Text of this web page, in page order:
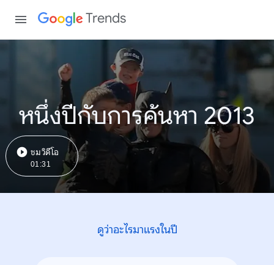
Trends
หนึ่งปีกับการค้นหา 2013
ชมวิดีโอ
01:31
ดูว่าอะไรมาแรงในปี